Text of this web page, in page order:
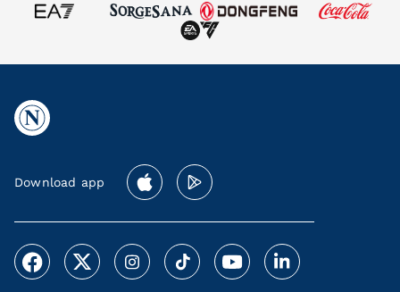
Download app